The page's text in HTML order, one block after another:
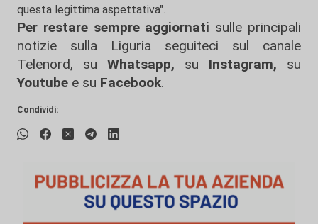
questa legittima aspettativa".
Per restare sempre aggiornati sulle principali
notizie sulla Liguria seguiteci sul canale
Telenord, su
Whatsapp, su Instagram, su
Youtube e su Facebook.
Condividi: